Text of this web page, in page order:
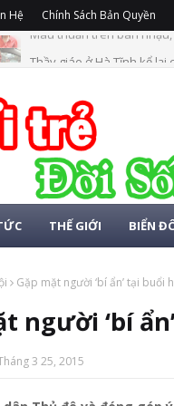
Hệ Chính Sách Bản Quyền
Thầy giáo ở Hà Tĩnh kể
THẾ GIỚI BIỂN
Gặp mặt người ‘bí ẩn’ tại buổi
người ‘bí
3 25, 2015